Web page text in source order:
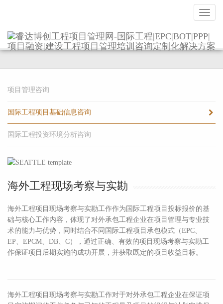
导
国际工程项目基础信息咨询
项目管理咨询
国际工程项目基础信息咨询
国际工程投资环境分析咨询
海外工程现场考察与实勘
海外工程项目现场考察与实勘工作作为国际工程项目投标报价的基
础与核心工作内容，体现了对外承包工程企业在项目管理与专业技
术的能力与优势，同时结合不同国际工程项目承包模式（EPC、
EP、EPCM、DB、C），通过正确、有效的项目现场考察与实勘工
作保证项目后期实施的成功开展，并获取既定的项目收益目标。
海外工程项目现场考察与实勘工作对于对外承包工程企业在保证项